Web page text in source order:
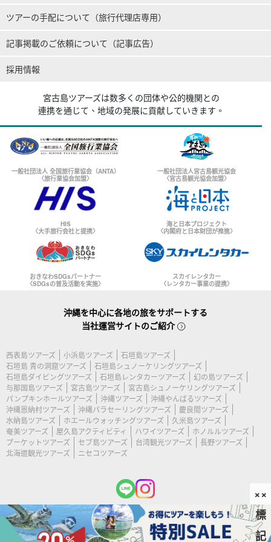
ツアーの手配について（旅行代理店専用）
記事掲載のご依頼について（記事広告）
採用情報
宮古島ツアーズは数多くの団体や公的機関との
連携を通じて、地域の発展に貢献していきます。
一般社団法人 全国旅行業協会（ANTA）
〈旅行業協会加盟〉
一般社団法人宮古島観光協会
〈宮古島観光協会加盟〉
HIS
〈大手旅行会社と提携〉
海と日本プロジェクト
〈内閣府と日本財団が推進〉
おきなわSDGsパートナー
〈SDGsの普及活動を実施〉
スカイレンタカー
〈レンタカー事業の提携〉
沖縄を中心に各地の旅をサポートする
当社運営サイトのご紹介
西表島ツアーズ 小浜島ツアーズ
石垣島ツアーズ
石垣島 青の洞窟ツアーズ
石垣島シュノーケリングツアーズ
石垣島ダイビングツアーズ
石垣島レンタカーツアーズ
幻の島ツアーズ
与那国島ツアーズ
宮古島ツアーズ
宮古島シュノーケリングツアーズ
パンプキンホールツアーズ
沖縄ツアーズ
沖縄やんばるツアーズ
沖縄恩納村ツアーズ
沖縄パラセーリングツアーズ
慶良間ツアーズ
水納島ツアーズ
ホエールウォッチングツアーズ
久米島ツアーズ
奄美ツアーズ
屋久島アクティビティ ハワイツアーズ
ホノルルツアーズ
プーケットツアーズ
セブ島ツアーズ 台湾観光ツアーズ
長野ツアーズ
北海道観光ツアーズ
ニセコツアーズ
(c) 2026 宮古島ツアーズ All Rights Reserved.
××
標
記